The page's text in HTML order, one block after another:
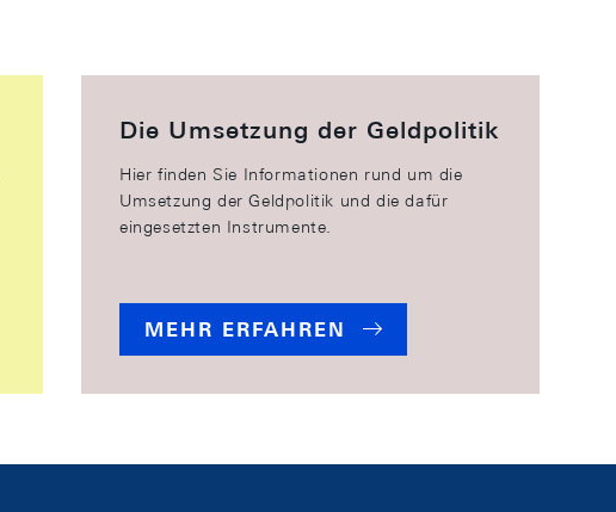
Die Umsetzung der Geldpolitik
Hier finden Sie Informationen rund um die
Umsetzung der Geldpolitik und die dafür
eingesetzten Instrumente.
MEHR ERFAHREN